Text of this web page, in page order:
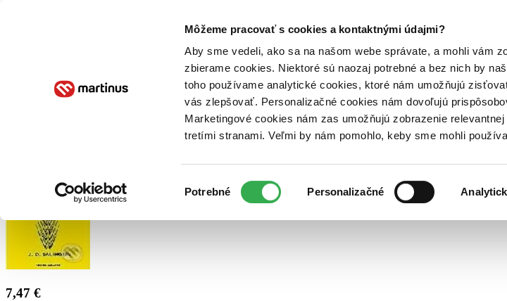
Môžeme pracovať s cookies a kontaktnými údajmi?
Aby sme vedeli, ako sa na našom webe správate, a mohli vám
zbierame cookies. Niektoré sú naozaj potrebné a bez nich by
toho používame analytické cookies, ktoré nám umožňujú
vás zlepšovať. Personalizačné cookies nám dovoľujú
Marketingové cookies nám zas umožňujú zobrazenie
tretími stranami. Veľmi by nám pomohlo, keby sme mohli
súhlasu
Potrebné Personalizačné
Poukážky Kontakt
7,47 €